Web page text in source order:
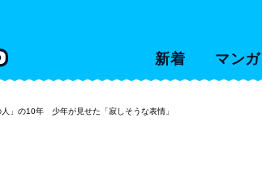
新着 マンガ
」の10年 少年が見せた「寂しそうな表情」